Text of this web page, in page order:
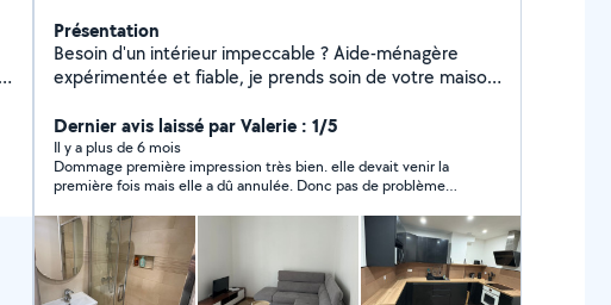
Présentation
Besoin d'un intérieur impeccable ? Aide-ménagère
expérimentée et fiable, je prends soin de votre maison.
si besoin. Ponctualité, discrétion et travail soigné
garantis. Secteur : Belley
Dernier avis laissé par Valerie : 1/5
Il y a plus de 6 mois
Dommage première impression très bien. elle devait venir la
première fois mais elle a dû annulée. Donc pas de problème
après plus de nouvelles. je suis vraiment déçue.